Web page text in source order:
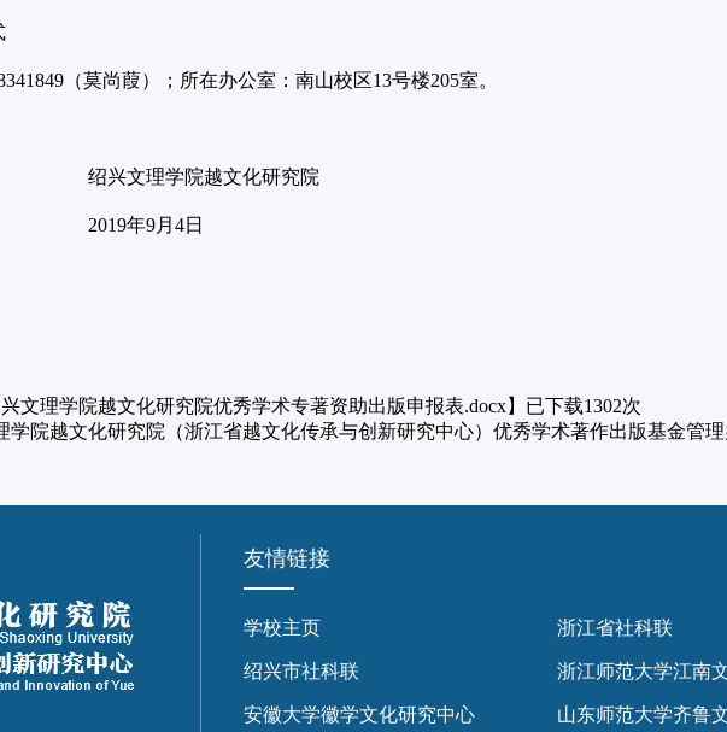
（莫尚葭）；所在办公室：南山校区13号楼205室。
学院越文化研究院
9月4日
文理学院越文化研究院优秀学术专著资助出版申报表.docx】已下载1302次
学院越文化研究院（浙江省越文化传承与创新研究中心）优秀学术著作出版基金管
友情链接
学校主页 浙江省社科联
绍兴市社科联 浙江师范大学江南
安徽大学徽学文化研究中心 山东师范大学齐鲁